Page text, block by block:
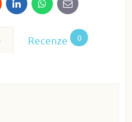
LinkedInWhatsApp
E-
mail
Recenze 0